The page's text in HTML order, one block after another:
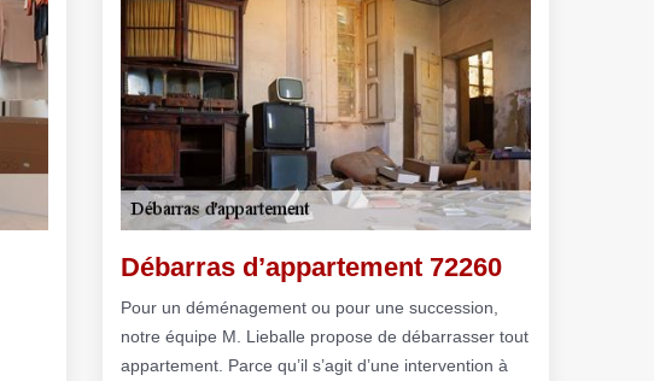
Débarras d’appartement 72260
Pour un déménagement ou pour une succession,
notre équipe M. Lieballe propose de débarrasser tout
appartement. Parce qu’il s’agit d’une intervention à